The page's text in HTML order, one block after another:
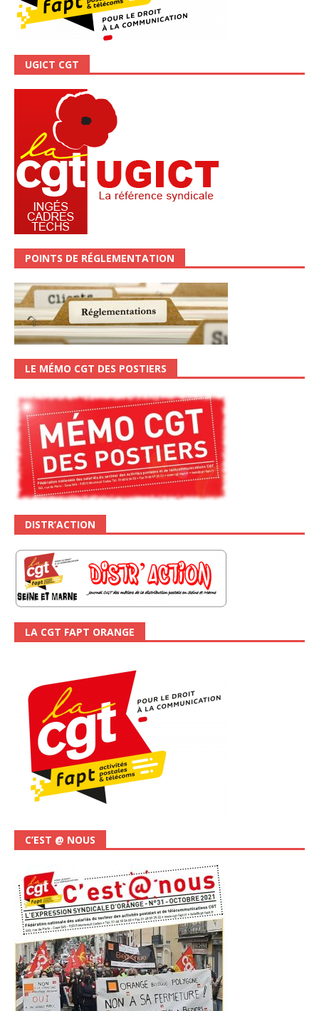
UGICT CGT
POINTS DE RÉGLEMENTATION
LE MÉMO CGT DES POSTIERS
DISTR’ACTION
LA CGT FAPT ORANGE
C’EST @ NOUS